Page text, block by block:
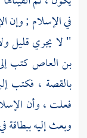
في الإسلام ; وإن
" لا يجري قليل
بن العاصكتب
بالقصة ، فكتب
فعلت ، وأن
وبعث إليه ببطاقة